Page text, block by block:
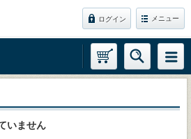
ログイン メニュー
いません